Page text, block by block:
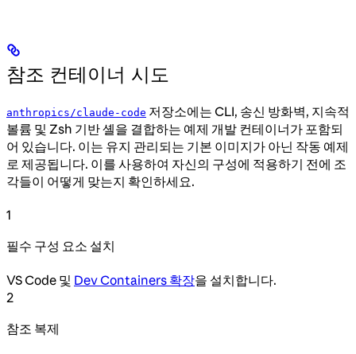
참조 컨테이너 시도
anthropics/claude-code 저장소에는 CLI, 송신 방화벽, 지속적
볼륨 및 Zsh 기반 셸을 결합하는 예제 개발 컨테이너가 포함되
어 있습니다. 이는 유지 관리되는 기본 이미지가 아닌 작동 예제
로 제공됩니다. 이를 사용하여 자신의 구성에 적용하기 전에 조
각들이 어떻게 맞는지 확인하세요.
1
필수 구성 요소 설치
VS Code 및 Dev Containers 확장을 설치합니다.
2
참조 복제